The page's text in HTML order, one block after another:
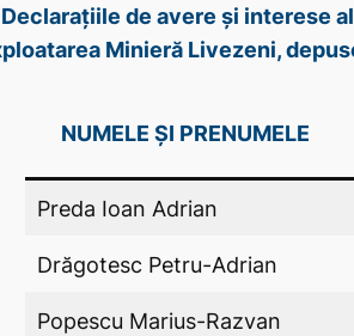
Declarațiile de avere și interese
Minieră Livezeni,
NUMELE ȘI PRENUMELE
Preda Ioan Adrian
Drăgotesc Petru-Adrian
Popescu Marius-Razvan